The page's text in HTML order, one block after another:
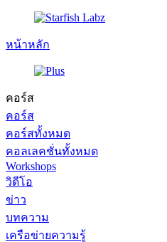
หน้าหลัก
คอร์ส
คอร์ส
คอร์สทั้งหมด
คอลเลคชั่นทั้งหมด
Workshops
วิดีโอ
ข่าว
บทความ
เครือข่ายความรู้